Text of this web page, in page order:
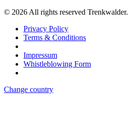
© 2026 All rights reserved Trenkwalder.
Privacy Policy
Terms & Conditions
Impressum
Whistleblowing Form
Change country